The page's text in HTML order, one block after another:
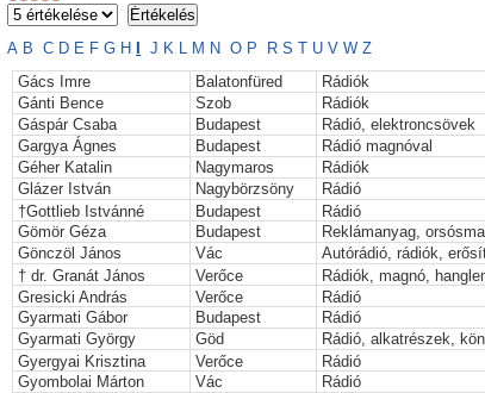
A BC D E F G H J K L M NO P R S T U V W Z
Gács Imre
Balatonfüred
Rádiók
Gánti Bence
Szob
Rádiók
Gáspár Csaba
Budapest
Rádió, elektroncsövek
Gargya Ágnes
Budapest
Rádió magnóval
Géher Katalin
Nagymaros
Rádiók
Glázer István
Nagybörzsöny
Rádió
†Gottlieb Istvánné
Budapest
Rádió
Gömör Géza
Budapest
Reklámanyag,
Gönczöl János
Vác
Autórádió, rádiók,
† dr. Granát János
Verőce
Rádiók, magnó,
Gresicki András
Verőce
Rádió
Gyarmati Gábor
Budapest
Rádió
Gyarmati György
Göd
Rádió, alkatrészek,
Gyergyai Krisztina
Verőce
Rádió
Gyombolai Márton
Vác
Rádió